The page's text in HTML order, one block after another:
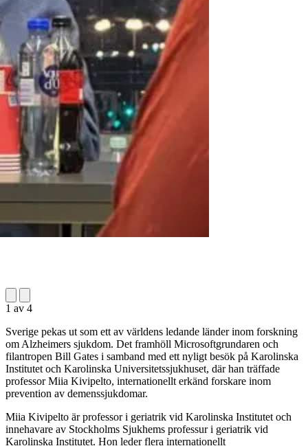
1 av 4
Sverige pekas ut som ett av världens ledande länder inom forskning
om Alzheimers sjukdom. Det framhöll Microsoftgrundaren och
filantropen Bill Gates i samband med ett nyligt besök på Karolinska
Institutet och Karolinska Universitetssjukhuset, där han träffade
professor Miia Kivipelto, internationellt erkänd forskare inom
prevention av demenssjukdomar.
Miia Kivipelto är professor i geriatrik vid Karolinska Institutet och
innehavare av Stockholms Sjukhems professur i geriatrik vid
Karolinska Institutet. Hon leder flera internationellt